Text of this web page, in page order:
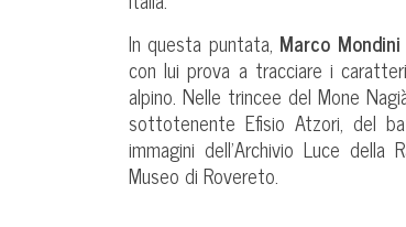
In questa puntata, Marco Mondini
con lui prova a tracciare i
alpino. Nelle trincee del Mone
sottotenente Efisio Atzori, del
immagini dell’Archivio Luce
Museo di Rovereto.